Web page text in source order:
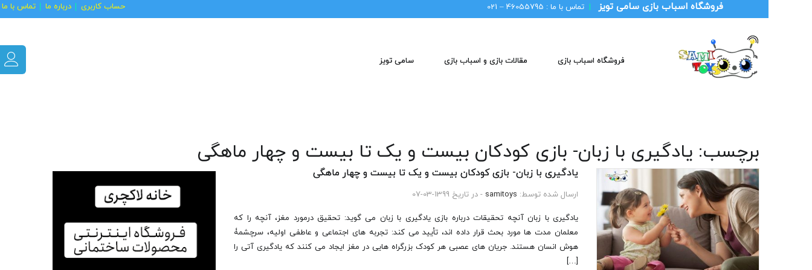
فروشگاه اسباب بازی سامی تویز | تماس با ما : 46055795 – 021 حساب کاربری درباره ما تماس با ما
فروشگاه اسباب بازی مقالات بازی و اسباب بازی سامی تویز
برچسب: یادگیری با زبان- بازی کودکان بیست و یک تا بیست و چهار ماهگی
یادگیری با زبان- بازی کودکان بیست و یک تا بیست و چهار ماهگی
ارسال شده توسط: samitoys - در تاریخ 1399-03-07
یادگیری با زبان آنچه تحقیقات درباره بازی یادگیری با زبان می گوید: تحقیق درمورد مغز، آنچه را که
معلمان مدت ها مورد بحث قرار داده اند، تأیید می کند: تجربه های اجتماعی و عاطفی اولیه، سرچشمۀ
هوش انسان هستند. جریان های عصبی هر کودک بزرگراه هایی در مغز ایجاد می کنند که یادگیری آتی را
[…]